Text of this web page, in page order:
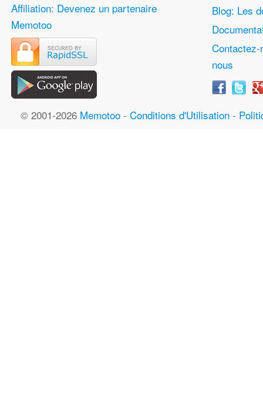
Affiliation: Devenez un partenaire
Memotoo
Blog: Les
Contactez-
nous
© 2001-2026 Memotoo - Conditions d'Utilisation -